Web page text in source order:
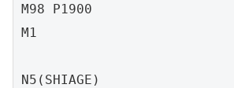
M98 P1900
M1
N5(SHIAGE)